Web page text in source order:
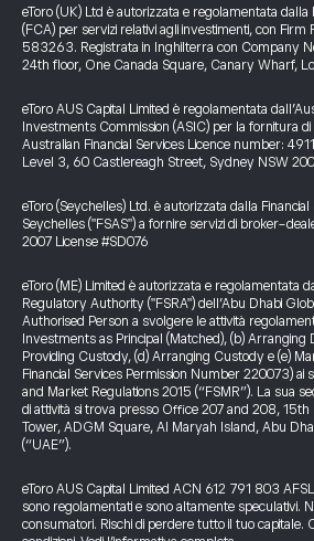
eToro (UK) Ltd è autorizzata e regolamentata
(FCA) per servizi relativi agli investimenti, con
583263. Registrata in Inghilterra con Company
24th floor, One Canada Square, Canary Wharf,
eToro AUS Capital Limited è regolamentata
Investments Commission (ASIC) per la fornitura di
Australian Financial Services Licence number:
Level 3, 60 Castlereagh Street, Sydney NSW
eToro (Seychelles) Ltd. è autorizzata dalla
Seychelles ("FSAS") a fornire servizi di broker-
2007 License #SD076
eToro (ME) Limited è autorizzata e regolamentata
Regulatory Authority ("FSRA") dell’Abu Dhabi
Authorised Person a svolgere le attività
Investments as Principal (Matched), (b) Arranging
Providing Custody, (d) Arranging Custody e (e)
Financial Services Permission Number 220073) ai
and Market Regulations 2015 (“FSMR”). La sua
di attività si trova presso Office 207 and 208, 15th
Tower, ADGM Square, Al Maryah Island, Abu
(“UAE”).
eToro AUS Capital Limited ACN 612 791 803
sono regolamentati e sono altamente speculativi.
consumatori. Rischi di perdere tutto il tuo capitale.